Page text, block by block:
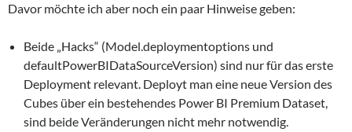
Davor möchte ich aber noch ein paar Hinweise geben:
Beide „Hacks“ (Model.deploymentoptions und
defaultPowerBIDataSourceVersion) sind nur für das erste
Deployment relevant. Deployt man eine neue Version des
Cubes über ein bestehendes Power BI Premium Dataset,
sind beide Veränderungen nicht mehr notwendig.